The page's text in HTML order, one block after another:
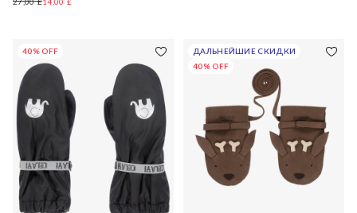
40% OFF
ДАЛЬНЕЙШИЕ СКИДКИ
40% OFF